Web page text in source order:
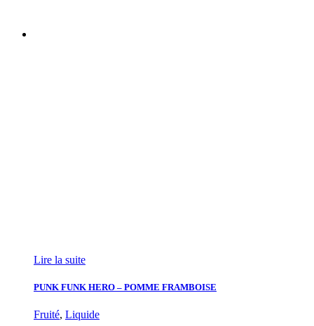
Lire la suite
PUNK FUNK HERO – POMME FRAMBOISE
Fruité, Liquide